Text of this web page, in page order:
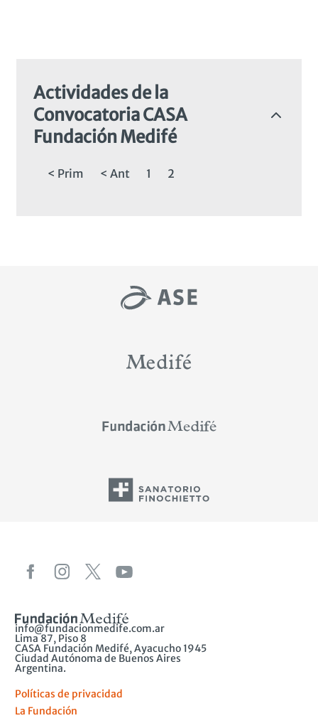
Actividades de la
Convocatoria CASA
Fundación Medifé
Paginación
Primera
< Prim
Página
< Ant Page
1 Page
2
info@fundacionmedife.com.ar
Lima 87, Piso 8
CASA Fundación Medifé, Ayacucho 1945
Ciudad Autónoma de Buenos Aires
Argentina.
Políticas de privacidad
La Fundación